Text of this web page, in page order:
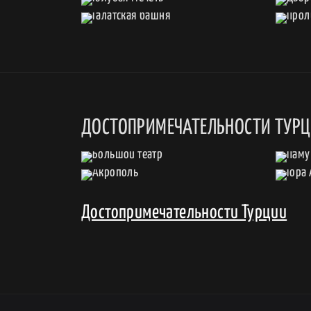
ДОСТОПРИМЕЧАТЕЛЬНОСТИ
Достопримечательности Турции